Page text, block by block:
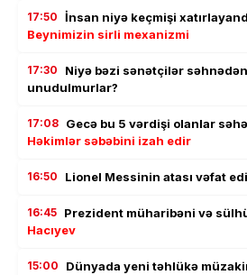
17:50 İnsan niyə keçmişi
Beynimizin sirli mexanizmi
17:30
Niyə bəzi sənətçilər
unudulmurlar?
17:08 Gecə bu 5 vərdişi olanlar
Həkimlər səbəbini izah edir
16:50 Lionel Messinin atası vəfat
16:45 Prezident müharibəni və
Hacıyev
15:00
Dünyada yeni təhlükə